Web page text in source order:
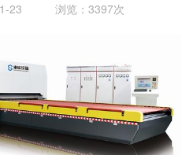
01-23 浏览：3397次